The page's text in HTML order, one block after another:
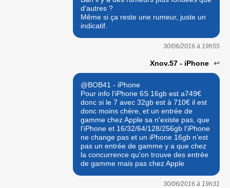
d'autres ?
Même si ça reste une rumeur, juste un
indicatif.
30/06/2016 à 19h55
Xnov.57 - iPhone ↩
@BOB41 - iPhone
Pour info l'iPhone 6S 16gb est a749€
donc si le 7 avec 32gb est à 710€ il est
donc moins chère, et un entrée de
gamme chez Apple sa n'existe pas, que
l'iPhone et 16/32/64/128/256gb l'iPhone
ne change pas et un iPhone 16gb n'est
pas un entrée de gamme y a que chez
la concurrence qu'on trouve des entrée
de gamme mais pas chez Apple
30/06/2016 à 19h31